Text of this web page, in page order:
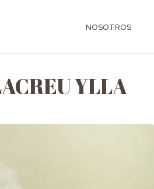
NOSOTROS
YLLA